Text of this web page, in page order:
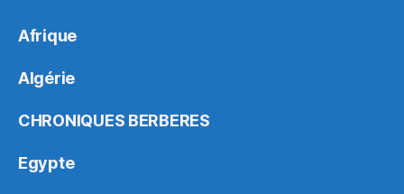
Afrique
Algérie
CHRONIQUES BERBERES
Egypte